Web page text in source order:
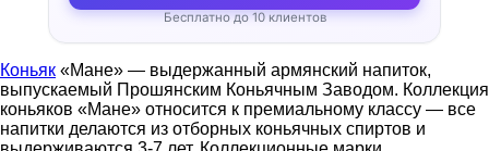
Бесплатно до 10 клиентов
Коньяк «Мане» — выдержанный армянский напиток,
выпускаемый Прошянским Коньячным Заводом. Коллекция
коньяков «Мане» относится к премиальному классу — все
напитки делаются из отборных коньячных спиртов и